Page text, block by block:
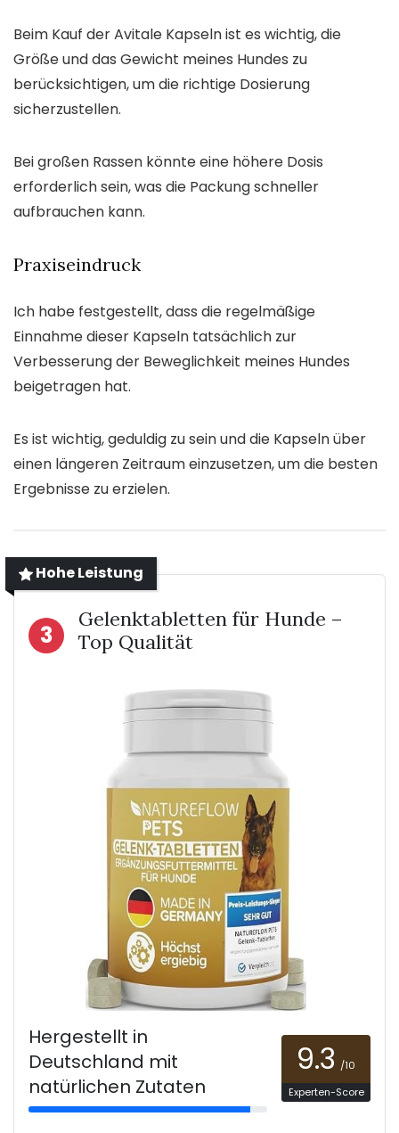
Beim Kauf der Avitale Kapseln ist es wichtig, die
Größe und das Gewicht meines Hundes zu
berücksichtigen, um die richtige Dosierung
sicherzustellen.
Bei großen Rassen könnte eine höhere Dosis
erforderlich sein, was die Packung schneller
aufbrauchen kann.
Praxiseindruck
Ich habe festgestellt, dass die regelmäßige
Einnahme dieser Kapseln tatsächlich zur
Verbesserung der Beweglichkeit meines Hundes
beigetragen hat.
Es ist wichtig, geduldig zu sein und die Kapseln über
einen längeren Zeitraum einzusetzen, um die besten
Ergebnisse zu erzielen.
Hohe Leistung
3
Gelenktabletten für Hunde –
Top Qualität
Hergestellt in
Deutschland mit
natürlichen Zutaten
9.3 /10
Experten-Score